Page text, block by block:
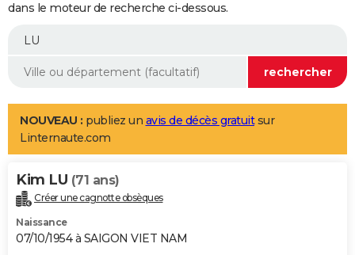
Essais
Réserver un essai
Citadines
Berlines
SUV
Forum auto
+
Mobiles
Meilleur smartphone
Internet
Ordinateurs
Jeux vidéo
Guide high-tech
Aménagement intérieur
LIFESTYLE
Art de vivre
Bien-être
Loisirs
Mode
Modes de vie
Alimentation
Guide de la santé
Maladies
Médicaments
Sommeil
VOYAGE
Destinations
City break
Voyage nature
Voyage de noces
Forum
Climat
+PHOTO
GUIDES D'ACHAT
dans le moteur de recherche ci-dessous.
NOUVEAU : publiez un avis de décès gratuitsur
Linternaute.com
Kim LU (71 ans)
Créer une cagnotte obsèques
Naissance
07/10/1954 à SAIGON VIET NAM